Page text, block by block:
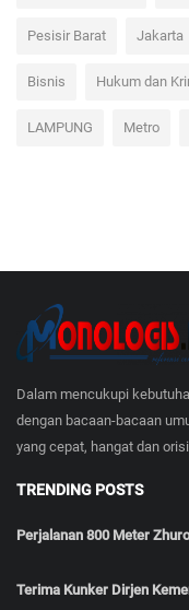
Pesisir Barat Jakarta
Bisnis Hukum dan
LAMPUNG Metro
Dalam mencukupi
dengan bacaan-bacaan
yang cepat, hangat dan
TRENDING POSTS
Perjalanan 800 Meter
Terima Kunker Dirjen